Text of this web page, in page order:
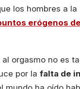
los hombres a
erógenos
orgasmo no es
por la falta de